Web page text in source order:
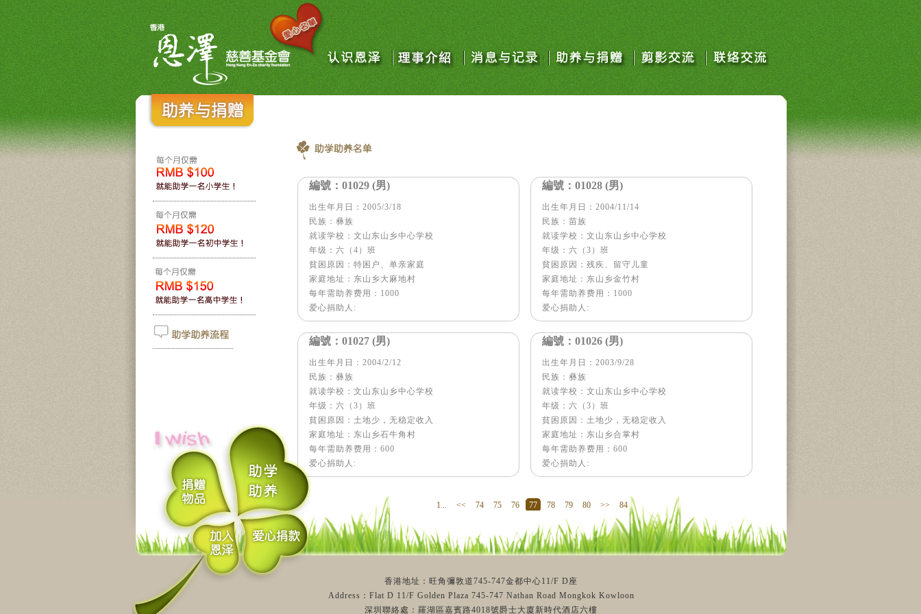
編號： 01029 (男)
出生年月日：2005/3/18
民族：彝族
就读学校：文山东山乡中心学校
年级：六（4）班
貧困原因：特困户、单亲家庭
家庭地址：东山乡大麻地村
每年需助养费用：1000
爱心捐助人:
編號： 01028 (男)
出生年月日：2004/11/14
民族：苗族
就读学校：文山东山乡中心学校
年级：六（3）班
貧困原因：残疾、留守儿童
家庭地址：东山乡金竹村
每年需助养费用：1000
爱心捐助人:
編號： 01027 (男)
出生年月日：2004/2/12
民族：彝族
就读学校：文山东山乡中心学校
年级：六（3）班
貧困原因：土地少，无稳定收入
家庭地址：东山乡石牛角村
每年需助养费用：600
爱心捐助人:
編號： 01026 (男)
出生年月日：2003/9/28
民族：彝族
就读学校：文山东山乡中心学校
年级：六（3）班
貧困原因：土地少，无稳定收入
家庭地址：东山乡合掌村
每年需助养费用：600
爱心捐助人:
1... << 74 75 76 77 78 79 80 >> 84
香港地址：旺角彌敦道745-747金都中心11/F D座
Address：Flat D 11/F Golden Plaza 745-747 Nathan Road Mongkok Kowloon
深圳聯絡處：羅湖區嘉賓路4018號爵士大廈新時代酒店六樓